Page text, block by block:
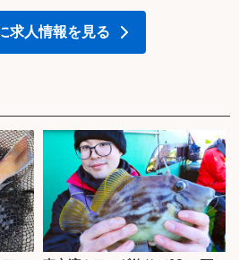
求人情報を見る